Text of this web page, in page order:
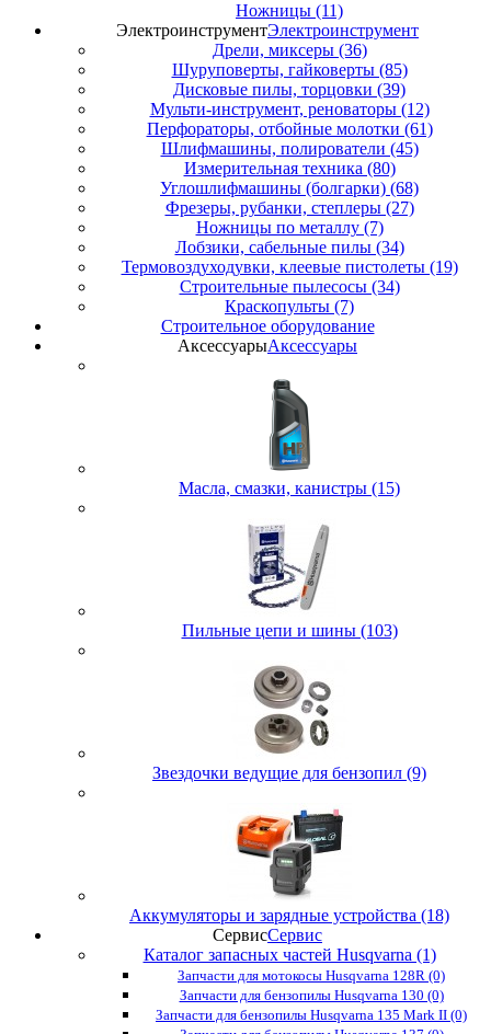
Ножницы (11)
ЭлектроинструментЭлектроинструмент
Дрели, миксеры (36)
Шуруповерты, гайковерты (85)
Дисковые пилы, торцовки (39)
Мульти-инструмент, реноваторы (12)
Перфораторы, отбойные молотки (61)
Шлифмашины, полирователи (45)
Измерительная техника (80)
Углошлифмашины (болгарки) (68)
Фрезеры, рубанки, степлеры (27)
Ножницы по металлу (7)
Лобзики, сабельные пилы (34)
Термовоздуходувки, клеевые пистолеты (19)
Строительные пылесосы (34)
Краскопульты (7)
Строительное оборудование
АксессуарыАксессуары
Масла, смазки, канистры (15)
Пильные цепи и шины (103)
Звездочки ведущие для бензопил (9)
Аккумуляторы и зарядные устройства (18)
СервисСервис
Каталог запасных частей Husqvarna (1)
Запчасти для мотокосы Husqvarna 128R (0)
Запчасти для бензопилы Husqvarna 130 (0)
Запчасти для бензопилы Husqvarna 135 Mark II (0)